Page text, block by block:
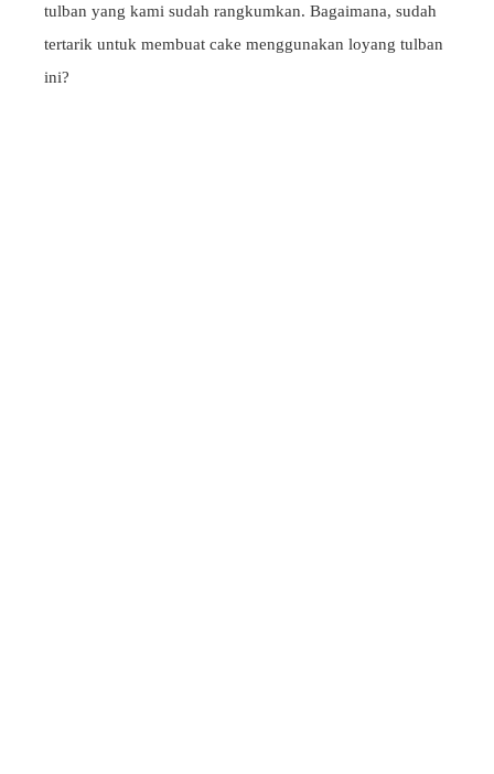
tulban yang kami sudah rangkumkan. Bagaimana, sudah
tertarik untuk membuat cake menggunakan loyang tulban
ini?